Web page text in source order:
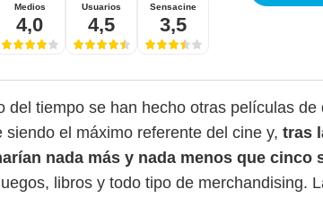
Medios
4,0
Usuarios
4,5
Sensacine
3,5
del tiempo se han hecho otras películas de
siendo el máximo referente del cine y, tras
nada más y nada menos que cinco
libros y todo tipo de merchandising.